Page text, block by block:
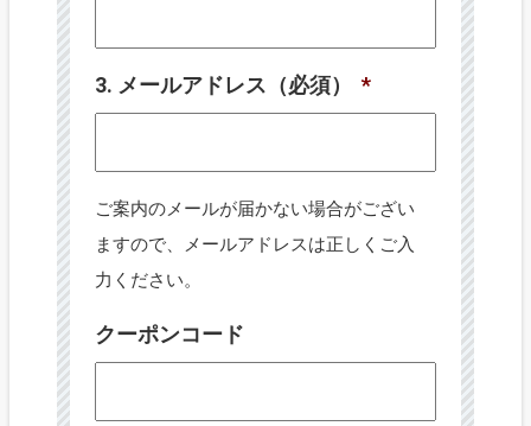
3. メールアドレス（必須） *
ご案内のメールが届かない場合がござい
ますので、メールアドレスは正しくご入
力ください。
クーポンコード